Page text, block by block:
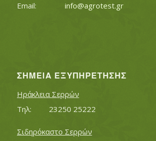
info@agrotest.gr
ΣΗΜΕΊΑ ΕΞΥΠΗΡΈΤΗΣΗΣ
Ηράκλεια Σερρών
Τηλ:		23250 25222
Σιδηρόκαστο Σερρών